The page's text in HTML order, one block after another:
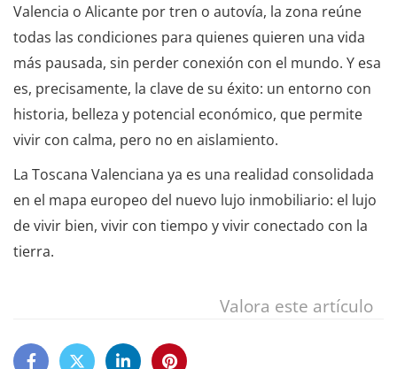
Valencia o Alicante por tren o autovía, la zona reúne
todas las condiciones para quienes quieren una vida
más pausada, sin perder conexión con el mundo. Y esa
es, precisamente, la clave de su éxito: un entorno con
historia, belleza y potencial económico, que permite
vivir con calma, pero no en aislamiento.
La Toscana Valenciana ya es una realidad consolidada
en el mapa europeo del nuevo lujo inmobiliario: el lujo
de vivir bien, vivir con tiempo y vivir conectado con la
tierra.
Valora este artículo